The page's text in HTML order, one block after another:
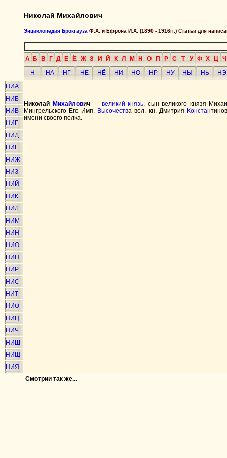
Николай Михайлович
Энциклопедия Брокгауза Ф.А. и Ефрона И.А. (1890 - 1916гг.) Статьи для
А Б В Г Д Е Ё Ж З И Й К Л М Н О П Р С Т У Ф Х Ц Ч
Н
НА НГ НЕ НЁ НИ НО НР НУ НЫ НЬ
НЭ
НИА
НИБ
НИВ
НИГ
НИД
НИЕ
НИЖ
НИЗ
НИЙ
НИК
НИЛ
НИМ
НИН
НИО
НИП
НИР
НИС
НИТ
НИФ
НИЦ
НИЧ
НИШ
НИЩ
НИЯ
Николай Михайлович— великий князь, сын великого князя
Мингрельского Его Имп. Высочества вел. кн. Дмитрия Констан
имени своего полка.
Смотрии так же...